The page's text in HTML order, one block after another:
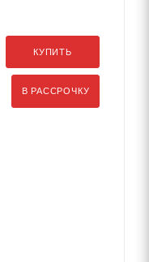
КУПИТЬ
В РАССРОЧКУ